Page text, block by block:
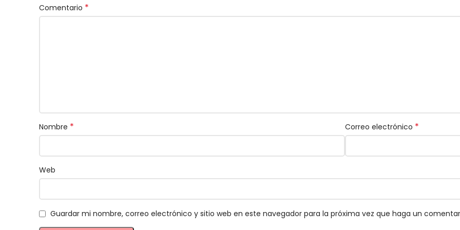
Comentario *
Nombre * Correo electrónico *
Web
Guardar mi nombre, correo electrónico y sitio web en este navegador para la próxima vez que haga un